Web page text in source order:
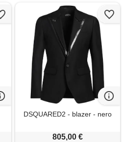
DSQUARED2 - blazer - nero
805,00 €